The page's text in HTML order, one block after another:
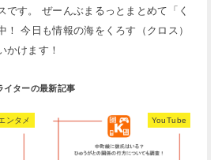
です。 ぜーんぶまるっとまとめて「く
！ 今日も情報の海をくろす（クロス）
かけます！
ンタメ YouTube